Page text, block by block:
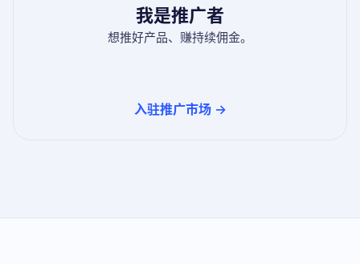
我是推广者
想推好产品、赚持续佣金。
入驻推广市场 →